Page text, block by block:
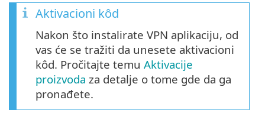
Aktivacioni kôd
Nakon što instalirate VPN aplikaciju, od
vas će se tražiti da unesete aktivacioni
kôd. Pročitajte temu Aktivacije
proizvoda za detalje o tome gde da ga
pronađete.